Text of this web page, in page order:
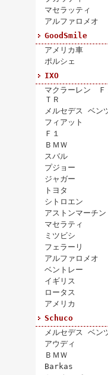
マセラッティ
アルファロメオ
GoodSmile
アメリカ車
ポルシェ
IXO
マクラーレン
ＴＲ
メルセデス ベン
フィアット
Ｆ１
ＢＭＷ
スバル
プジョー
ジャガー
トヨタ
シトロエン
アストンマーチン
マセラティ
ミツビシ
フェラーリ
アルファロメオ
ベントレー
イギリス
ロータス
アメリカ
Schuco
メルセデス ベン
アウディ
ＢＭＷ
Barkas